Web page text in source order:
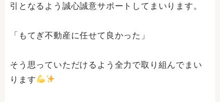
引となるよう誠心誠意サポートしてまいります。
「もてぎ不動産に任せて良かった」
そう思っていただけるよう全力で取り組んでまい
ります